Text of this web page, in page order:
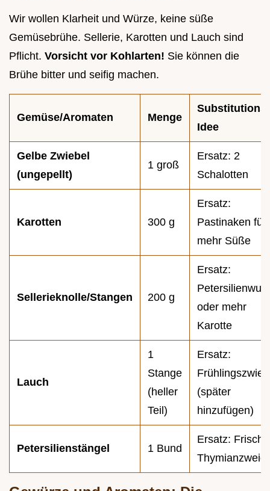
Wir wollen Klarheit und Würze, keine süße
Gemüsebrühe. Sellerie, Karotten und Lauch sind
Pflicht. Vorsicht vor Kohlarten! Sie können die
Brühe bitter und seifig machen.
Gemüse/Aromaten Menge
Substitutions
Idee
Gelbe Zwiebel
(ungepellt)
1 groß
Ersatz: 2
Schalotten
Karotten 300 g
Ersatz:
Pastinaken für
mehr Süße
Sellerieknolle/Stangen 200 g
Ersatz:
oder mehr
Karotte
Lauch
1
Stange
(heller
Teil)
Ersatz:
(später
hinzufügen)
Petersilienstängel 1 Bund
Ersatz: Frische